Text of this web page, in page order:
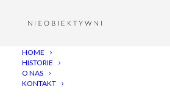
HOME
HISTORIE
O NAS
KONTAKT